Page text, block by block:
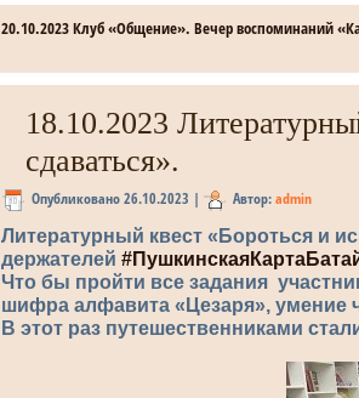
20.10.2023 Клуб «Общение». Вечер воспоминаний
18.10.2023
сдаваться».
Опубликовано26.10.2023 | Автор:admin
Литературный квест «Бороться и
держателей
Что бы пройти все задания
шифра алфавита «Цезаря», умение
В этот раз путешественниками